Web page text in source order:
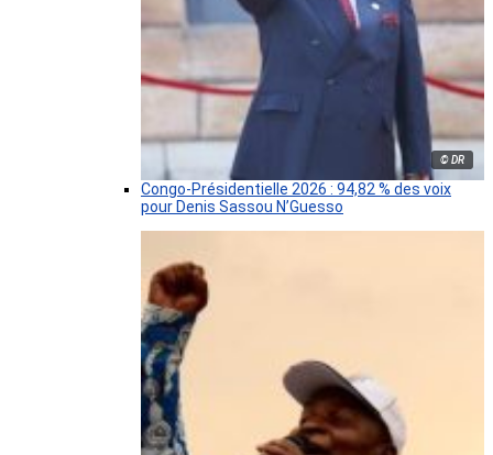
© DR
Congo-Présidentielle 2026 : 94,82 % des voix
pour Denis Sassou N’Guesso